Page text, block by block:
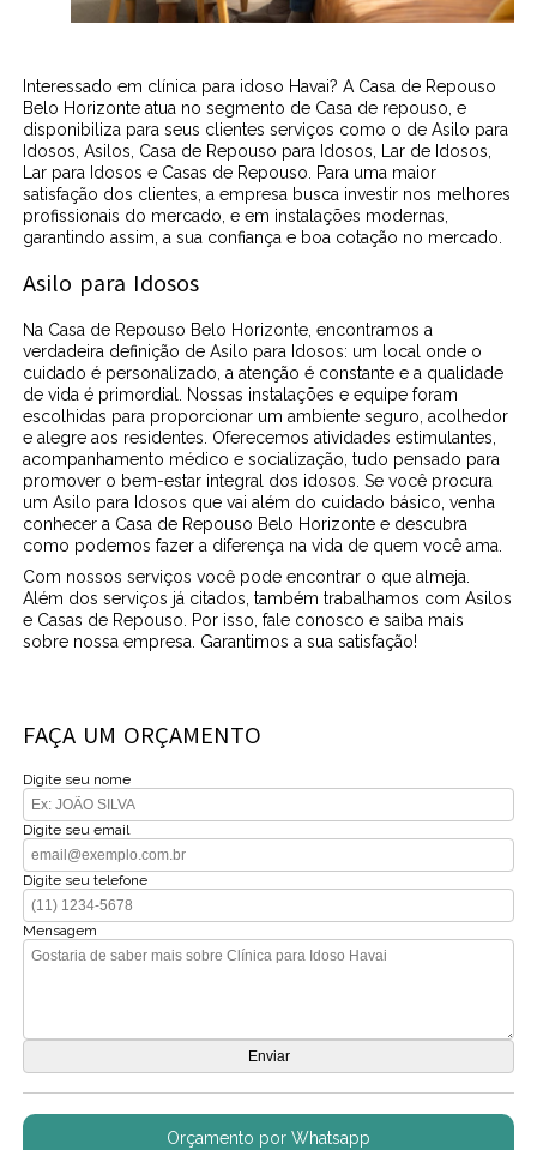
Interessado em clínica para idoso Havai? A Casa de Repouso
Belo Horizonte atua no segmento de Casa de repouso, e
disponibiliza para seus clientes serviços como o de Asilo para
Idosos, Asilos, Casa de Repouso para Idosos, Lar de Idosos,
Lar para Idosos e Casas de Repouso. Para uma maior
satisfação dos clientes, a empresa busca investir nos melhores
profissionais do mercado, e em instalações modernas,
garantindo assim, a sua confiança e boa cotação no mercado.
Asilo para Idosos
Na Casa de Repouso Belo Horizonte, encontramos a
verdadeira definição de Asilo para Idosos: um local onde o
cuidado é personalizado, a atenção é constante e a qualidade
de vida é primordial. Nossas instalações e equipe foram
escolhidas para proporcionar um ambiente seguro, acolhedor
e alegre aos residentes. Oferecemos atividades estimulantes,
acompanhamento médico e socialização, tudo pensado para
promover o bem-estar integral dos idosos. Se você procura
um Asilo para Idosos que vai além do cuidado básico, venha
conhecer a Casa de Repouso Belo Horizonte e descubra
como podemos fazer a diferença na vida de quem você ama.
Com nossos serviços você pode encontrar o que almeja.
Além dos serviços já citados, também trabalhamos com Asilos
e Casas de Repouso. Por isso, fale conosco e saiba mais
sobre nossa empresa. Garantimos a sua satisfação!
FAÇA UM ORÇAMENTO
Digite seu nome
Digite seu email
Digite seu telefone
Mensagem
Orçamento por Whatsapp